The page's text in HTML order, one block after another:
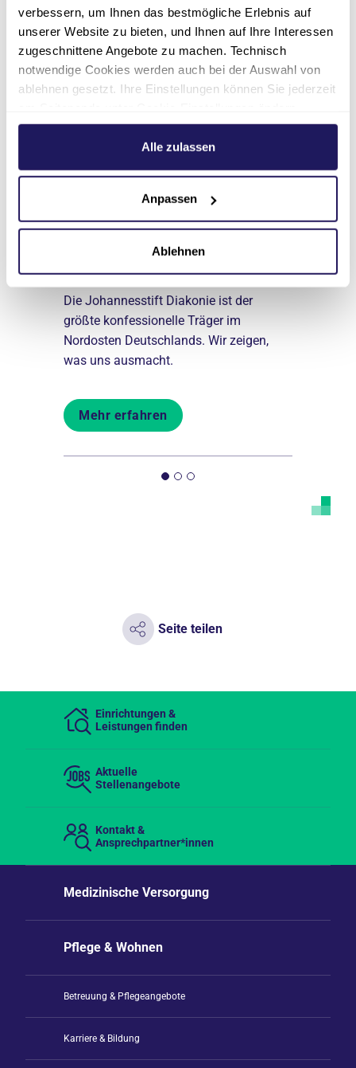
verbessern, um Ihnen das bestmögliche Erlebnis auf
unserer Website zu bieten, und Ihnen auf Ihre Interessen
zugeschnittene Angebote zu machen. Technisch
notwendige Cookies werden auch bei der Auswahl von
ablehnen gesetzt. Ihre Einstellungen können Sie jederzeit
Weitere Informationen hierzu finden Sie in unserer
.Alle zulassen
Anpassen
Ablehnen
Das könnte Sie
auch interessieren
Darum wir
Die Johannesstift Diakonie ist der
größte konfessionelle Träger im
Nordosten Deutschlands. Wir zeigen,
was uns ausmacht.
Mehr erfahren
Seite teilen
Einrichtungen &
Leistungen finden
Aktuelle
Stellenangebote
Kontakt &
Ansprechpartner*innen
Medizinische Versorgung
Pflege & Wohnen
Betreuung & Pflegeangebote
Karriere & Bildung